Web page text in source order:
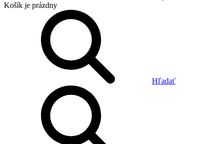
Košík je prázdny
Hľadať